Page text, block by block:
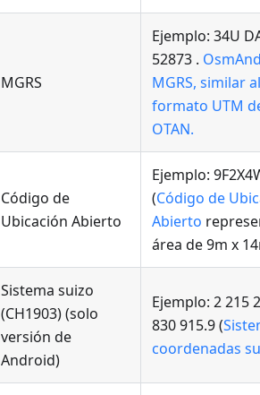
MGRS
Ejemplo: 34U
52873 .
MGRS, similar al
formato UTM
OTAN.
Código de
Ubicación Abierto
Ejemplo:
(Código de
Abierto
área de 9m x
Sistema suizo
(CH1903)(solo
versión de
Android)
Ejemplo: 2 215
830 915.9 (
coordenadas